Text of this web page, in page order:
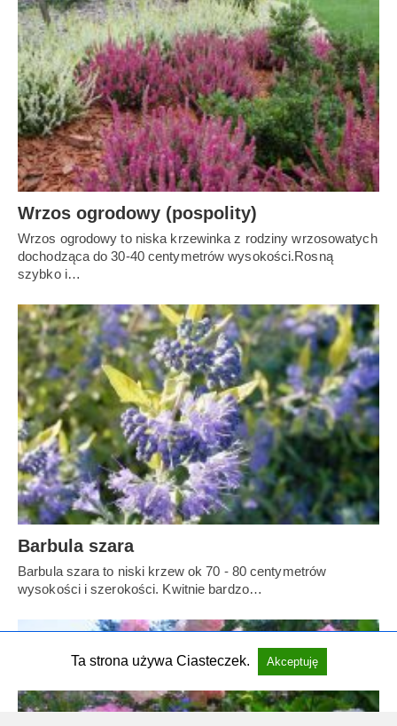
Wrzos ogrodowy (pospolity)
Wrzos ogrodowy to niska krzewinka z rodziny wrzosowatych
dochodząca do 30-40 centymetrów wysokości.Rosną
szybko i…
Barbula szara
Barbula szara to niski krzew ok 70 - 80 centymetrów
wysokości i szerokości. Kwitnie bardzo…
Ta strona używa Ciasteczek. Akceptuję